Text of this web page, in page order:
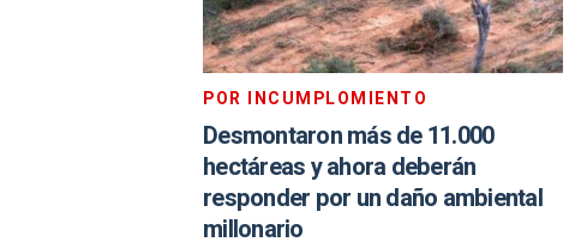
POR INCUMPLOMIENTO
Desmontaron más de 11.000
hectáreas y ahora deberán
responder por un daño ambiental
millonario